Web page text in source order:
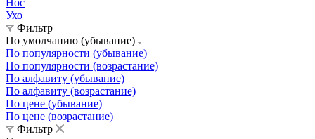
Нос
Ухо
Фильтр
По умолчанию (убывание)
По популярности (убывание)
По популярности (возрастание)
По алфавиту (убывание)
По алфавиту (возрастание)
По цене (убывание)
По цене (возрастание)
Фильтр